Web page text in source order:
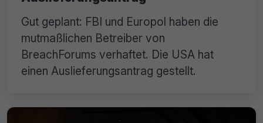
Gut geplant: FBI und Europol haben die
mutmaßlichen Betreiber von
BreachForums verhaftet. Die USA hat
einen Auslieferungsantrag gestellt.